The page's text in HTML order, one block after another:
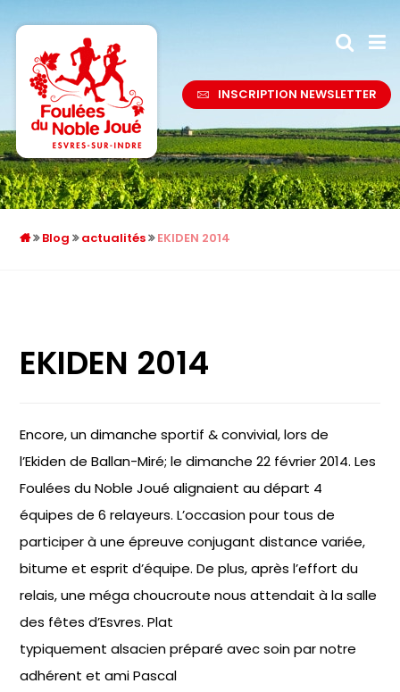
INSCRIPTION NEWSLETTER
Blog actualités EKIDEN 2014
EKIDEN 2014
Encore, un dimanche sportif & convivial, lors de
l’Ekiden de Ballan-Miré; le dimanche 22 février 2014. Les
Foulées du Noble Joué alignaient au départ 4
équipes de 6 relayeurs. L’occasion pour tous de
participer à une épreuve conjugant distance variée,
bitume et esprit d’équipe. De plus, après l’effort du
relais, une méga choucroute nous attendait à la salle
des fêtes d’Esvres. Plat
typiquement alsacien préparé avec soin par notre
adhérent et ami Pascal